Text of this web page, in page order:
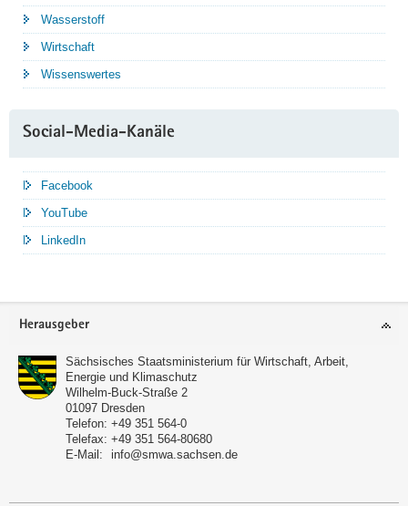
Wasserstoff
Wirtschaft
Wissenswertes
Social-Media-Kanäle
Facebook
YouTube
LinkedIn
Service
Herausgeber
Sächsisches Staatsministerium für Wirtschaft, Arbeit,
Energie und Klimaschutz
Wilhelm-Buck-Straße 2
01097 Dresden
Telefon: +49 351 564-0
Telefax: +49 351 564-80680
E-Mail:
info@smwa.sachsen.de